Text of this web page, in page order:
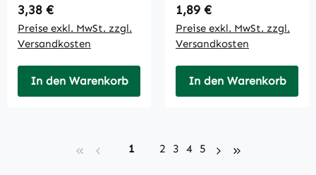
Regulärer Preis:
3,38 €
Preise exkl. MwSt. zzgl.
Versandkosten
In den Warenkorb
Regulärer Preis:
1,89 €
Preise exkl. MwSt. zzgl.
Versandkosten
In den Warenkorb
Seite
1 Seite
2 Seite
3 Seite
4 Seite
5